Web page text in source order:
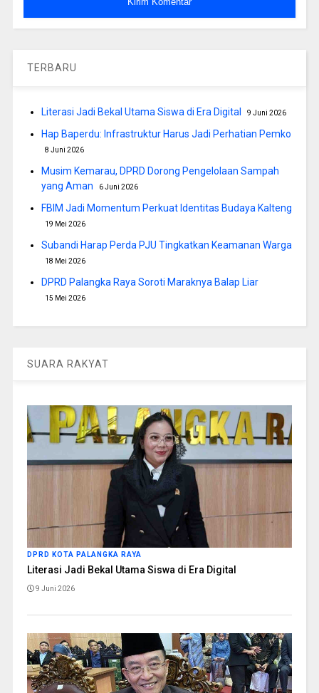
TERBARU
Literasi Jadi Bekal Utama Siswa di Era Digital 9 Juni 2026
Hap Baperdu: Infrastruktur Harus Jadi Perhatian Pemko
8 Juni 2026
Musim Kemarau, DPRD Dorong Pengelolaan Sampah
yang Aman
6 Juni 2026
FBIM Jadi Momentum Perkuat Identitas Budaya Kalteng
19 Mei 2026
Subandi Harap Perda PJU Tingkatkan Keamanan Warga
18 Mei 2026
DPRD Palangka Raya Soroti Maraknya Balap Liar
15 Mei 2026
SUARA RAKYAT
DPRD KOTA PALANGKA RAYA
Literasi Jadi Bekal Utama Siswa di Era Digital
9 Juni 2026